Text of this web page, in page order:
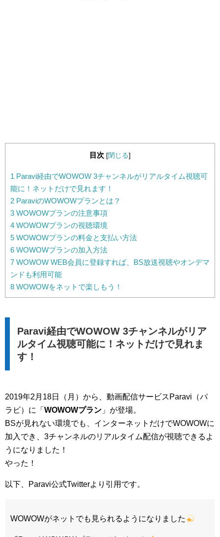
目次 [閉じる]
1 Paravi経由でWOWOW 3チャンネルがリアルタイム視聴可
能に！ネットだけで見れます！
2 ParaviのWOWOWプランとは？
3 WOWOWプランの注意事項
4 WOWOWプランの視聴環境
5 WOWOWプランの料金と支払い方法
6 WOWOWプランの加入方法
7 WOWOW WEB会員に登録すれば、BS放送視聴やオンデマ
ンドも利用可能
8 WOWOWをネットで楽しもう！
Paravi経由でWOWOW 3チャンネルがリア
ルタイム視聴可能に！ネットだけで見れま
す！
2019年2月18日（月）から、動画配信サービスParavi（パ
ラビ）に「 WOWOWプラン 」が登場。
BSが見れない環境でも、インターネットだけでWOWOWに
加入でき、3チャンネルのリアルタイム配信が視聴できるよ
うになりました！
やった！
以下、Paravi公式Twitterより引用です。
WOWOWがネットでも見られるようになりました